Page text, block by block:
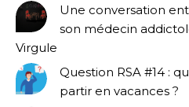
Une conversation
son médecin
Virgule
Question RSA #14 :
partir en vacances ?